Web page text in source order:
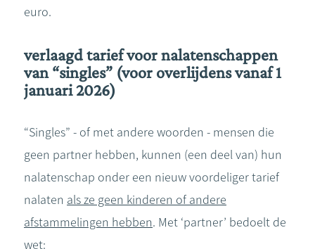
euro.
verlaagd tarief voor nalatenschappen
van “singles” (voor overlijdens vanaf 1
januari 2026)
“Singles” - of met andere woorden - mensen die
geen partner hebben, kunnen (een deel van) hun
nalatenschap onder een nieuw voordeliger tarief
nalaten als ze geen kinderen of andere
afstammelingen hebben. Met ‘partner’ bedoelt de
wet: